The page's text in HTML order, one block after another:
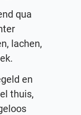
qua
lachen,
en
thuis,